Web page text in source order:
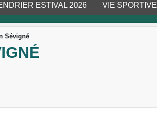
ESTIVAL 2026 VIE SPORTIVE
Sévigné